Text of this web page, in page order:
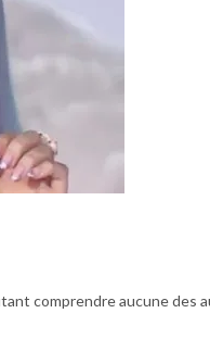
comprendre aucune des